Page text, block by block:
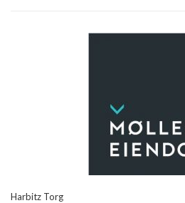
Harbitz Torg